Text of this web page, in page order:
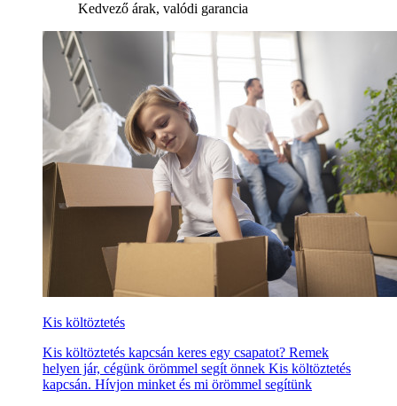
Kedvező árak, valódi garancia
Kis költöztetés
Kis költöztetés kapcsán keres egy csapatot? Remek
helyen jár, cégünk örömmel segít önnek Kis költöztetés
kapcsán. Hívjon minket és mi örömmel segítünk